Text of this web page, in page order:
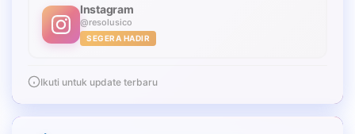
Instagram
@resolusico
SEGERA HADIR
Ikuti untuk update terbaru